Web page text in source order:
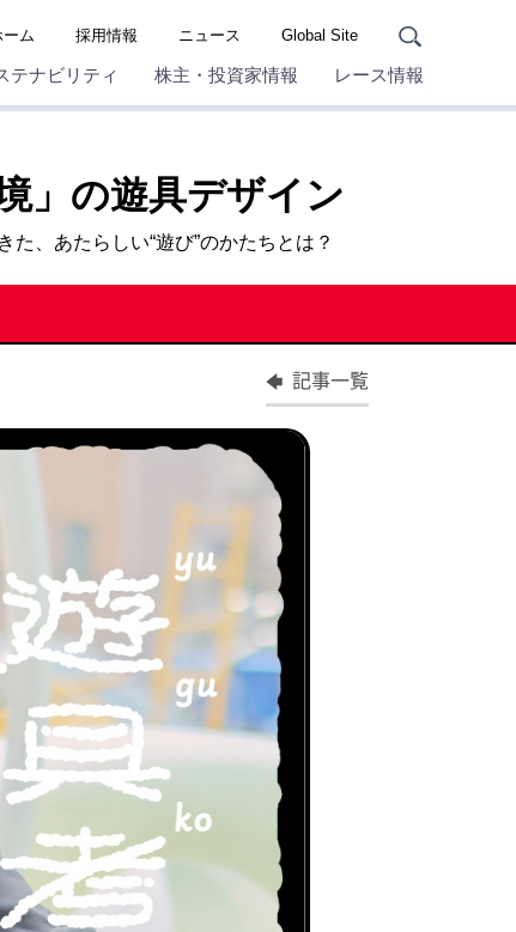
ーム 採用情報 ニュース Global Site
テナビリティ 株主・投資家情報 レース情報
」の遊具デザイン
、あたらしい“遊び”のかたちとは？
記事一覧